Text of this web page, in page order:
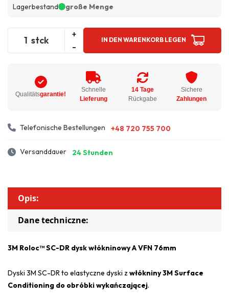
Lagerbestand große Menge
stck
+
-
IN DEN WARENKORB LEGEN
Qualitätsgarantie!
Schnelle
Lieferung
14 Tage
Rückgabe
Sichere
Zahlungen
Telefonische Bestellungen +48 720 755 700
Versanddauer 24 Stunden
Opis:
Dane techniczne:
3M Roloc™ SC-DR dysk włókninowy A VFN 76mm
Dyski 3M SC-DR to elastyczne dyski z włókniny 3M Surface
Conditioning do obróbki wykańczającej.